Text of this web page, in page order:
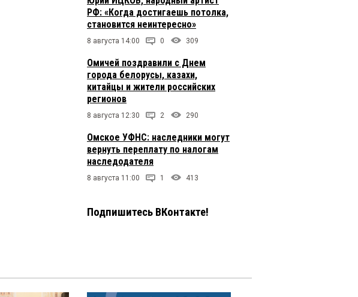
РФ: «Когда достигаешь потолка,
становится неинтересно»
8 августа 14:00 0 309
Омичей поздравили с Днем
города белорусы, казахи,
китайцы и жители российских
регионов
8 августа 12:30 2 290
Омское УФНС: наследники могут
вернуть переплату по налогам
наследодателя
8 августа 11:00 1 413
Подпишитесь ВКонтакте!